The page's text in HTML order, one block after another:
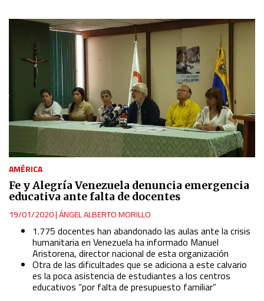
AMÉRICA
Fe y Alegría Venezuela denuncia emergencia
educativa ante falta de docentes
19/01/2020|ÁNGEL ALBERTO MORILLO
1.775 docentes han abandonado las aulas ante la crisis
humanitaria en Venezuela ha informado Manuel
Aristorena, director nacional de esta organización
Otra de las dificultades que se adiciona a este calvario
es la poca asistencia de estudiantes a los centros
educativos “por falta de presupuesto familiar”
IAB Special Features:
Use precise geolocation data
Identify devices based on information actively requested
Non-IAB processing purposes:
Analytical
Advertising